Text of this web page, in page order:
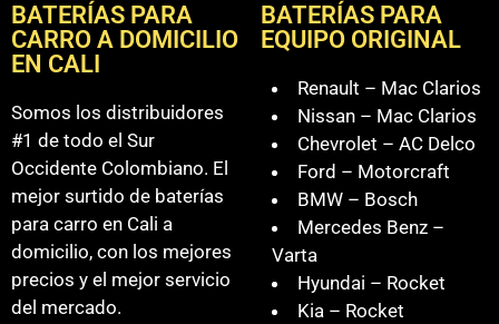
BATERÍAS PARA
CARRO A DOMICILIO
EN CALI
Somos los distribuidores
#1 de todo el Sur
Occidente Colombiano. El
mejor surtido de baterías
para carro en Cali a
domicilio, con los mejores
precios y el mejor servicio
del mercado.
BATERÍAS PARA
EQUIPO ORIGINAL
Renault – Mac Clarios
Nissan – Mac Clarios
Chevrolet – AC Delco
Ford – Motorcraft
BMW – Bosch
Mercedes Benz –
Varta
Hyundai – Rocket
Kia – Rocket